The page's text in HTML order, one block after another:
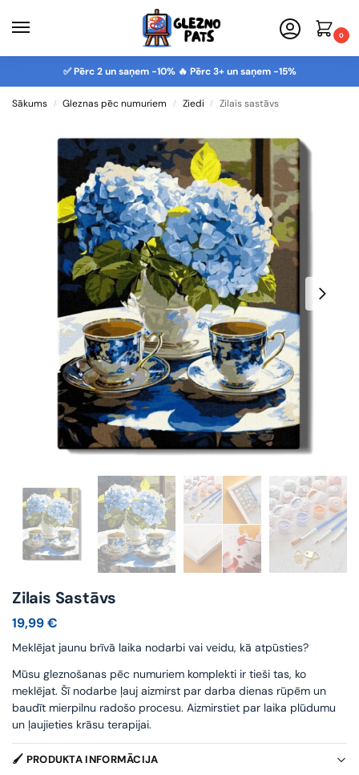
0
✅ Pērc 2 un saņem -10% 🔥 Pērc 3+ un saņem -15%
Sākums / Gleznas pēc numuriem / Ziedi / Zilais sastāvs
Zilais Sastāvs
19,99€
Meklējat jaunu brīvā laika nodarbi vai veidu, kā atpūsties?
Mūsu gleznošanas pēc numuriem komplekti ir tieši tas, ko
meklējat. Šī nodarbe ļauj aizmirst par darba dienas rūpēm un
baudīt mierpilnu radošo procesu. Aizmirstiet par laika plūdumu
un ļaujieties krāsu terapijai.
🖌️ PRODUKTA INFORMĀCIJA